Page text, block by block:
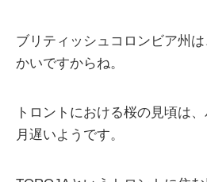
ブリティッシュコロンビア州
かいですからね。
トロントにおける桜の見頃は
月遅いようです。